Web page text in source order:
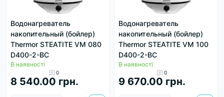
Водонагреватель
накопительный (бойлер)
Thermor STEATITE VM 080
D400-2-BC
В наявності
0
8 540.00 грн.
Водонагреватель
накопительный (бойлер)
Thermor STEATITE VM 100
D400-2-BC
В наявності
0
9 670.00 грн.